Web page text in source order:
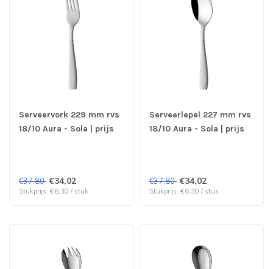
Serveervork 229 mm rvs
18/10 Aura - Sola | prijs
€37,80 €34,02
Stukprijs: €6,30 / stuk
Serveerlepel 227 mm rvs
18/10 Aura - Sola | prijs
€37,80 €34,02
Stukprijs: €6,30 / stuk